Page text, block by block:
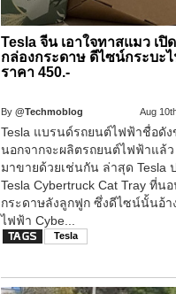
Tesla จีน เอาใจทาสแมว เ
กล่องกระดาษ ดีไซน์กระบะ
ราคา 450.-
By@Techmoblog Aug
Tesla แบรนด์รถยนต์ไฟฟ้าชื่อดัง
นอกจากจะผลิตรถยนต์ไฟฟ้าแล้
มาขายด้วยเช่นกัน ล่าสุด Tesla
Tesla Cybertruck Cat Tray ที่น
กระดาษลังลูกฟูก ซึ่งดีไซน์นั้นอ้า
ไฟฟ้า Cybe...
Tesla